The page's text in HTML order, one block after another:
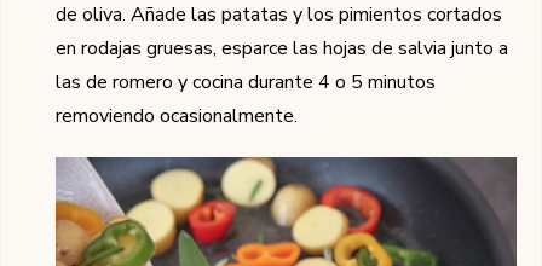
de oliva. Añade las patatas y los pimientos cortados
en rodajas gruesas, esparce las hojas de salvia junto a
las de romero y cocina durante 4 o 5 minutos
removiendo ocasionalmente.